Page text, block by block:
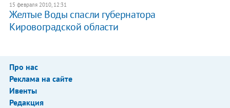
15 февраля 2010, 12:31
Желтые Воды спасли губернатора
Кировоградской области
Про нас
Реклама на сайте
Ивенты
Редакция